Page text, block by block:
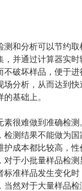
和分析可以节约取
并通过计算器实时
破坏样品，便于进
分析，从而达到快
基础上。
很难做到准确检测
测结果不能做为国
成本都比较高，性
于小批量样品检测
准样品发生变化时
然对于大量样品检